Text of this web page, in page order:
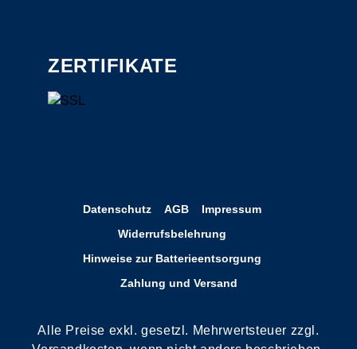
ZERTIFIKATE
Datenschutz AGB
Impressum
Widerrufsbelehrung
Hinweise zur Batterieentsorgung
Zahlung und Versand
Alle Preise exkl. gesetzl. Mehrwertsteuer zzgl.